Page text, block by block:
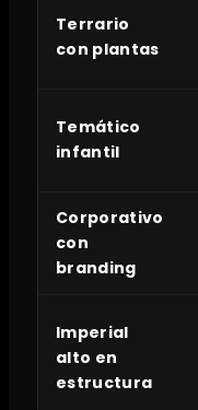
Terrario
con plantas
Temático
infantil
Corporativo
con
branding
Imperial
alto en
estructura